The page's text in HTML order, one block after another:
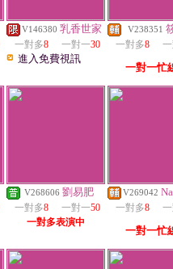
V146380 乳香世家
一對多8 一對一30
進入免費視訊
V238351
一對多8
一對一忙
V268606 劉易肥
一對多8 一對一50
一對多表演中
V269042
一對多8
一對一忙